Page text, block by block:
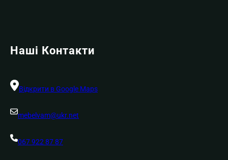
Наші Контакти
Відкрити в Google Maps
mebelvam@ukr.net
067 922 87 87